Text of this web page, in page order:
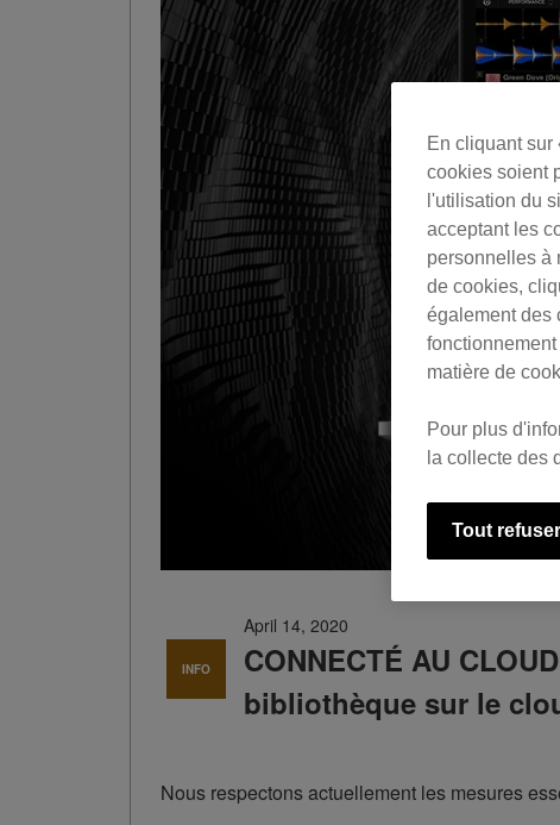
INFO
April 14, 2020
CONNECTÉ AU
bibliothèque sur le
Nous respectons actuellement les mesures
En cliquant sur
cookies soient
l'utilisation du
acceptant les
personnelles à
de cookies,
également des
matière de
Pour plus
la collecte des
Tout refuser